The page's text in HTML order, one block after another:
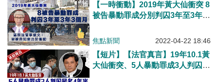
【一時衝動】2019年黃大仙衝突 8
被告暴動罪成分別判囚3年至3年3
焦點新聞 2022-04-22 18:46
【短片】【法官真言】19年10.1黃
大仙衝突、5人暴動罪成3人判囚最